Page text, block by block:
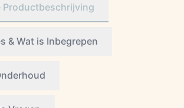
Productbeschrijving
& Wat is Inbegrepen